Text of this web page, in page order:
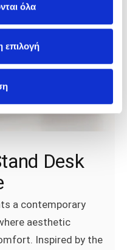
όλα
επιλογή
Desk
a contemporary
aesthetic
Inspired by the
10)
and stylish
System,
daylight and